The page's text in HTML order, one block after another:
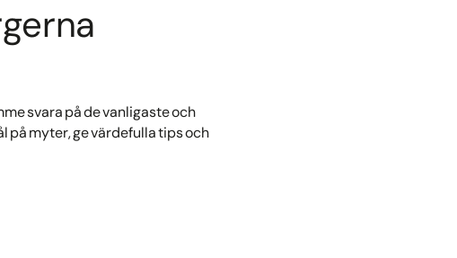
svara på de vanligaste och
på myter, ge värdefulla tips och